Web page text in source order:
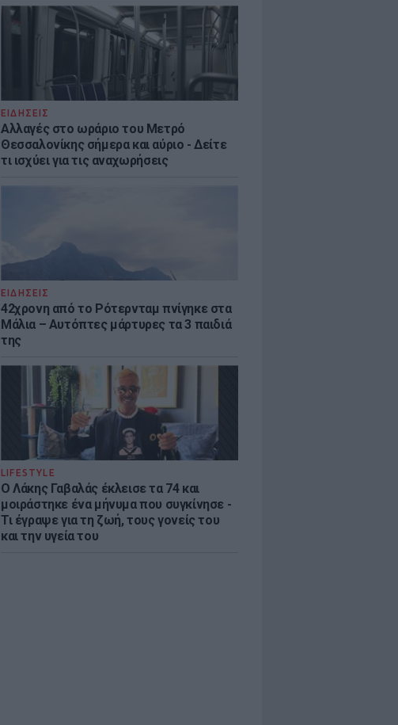
ΕΙΔΗΣΕΙΣ
Αλλαγές στο ωράριο του Μετρό
Θεσσαλονίκης σήμερα και αύριο - Δείτε
τι ισχύει για τις αναχωρήσεις
ΕΙΔΗΣΕΙΣ
42χρονη από το Ρότερνταμ πνίγηκε στα
Μάλια – Αυτόπτες μάρτυρες τα 3 παιδιά
της
LIFESTYLE
Ο Λάκης Γαβαλάς έκλεισε τα 74 και
μοιράστηκε ένα μήνυμα που συγκίνησε -
Τι έγραψε για τη ζωή, τους γονείς του
και την υγεία του